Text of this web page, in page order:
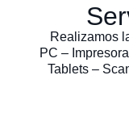
Realizamos
PC –
Tablets –